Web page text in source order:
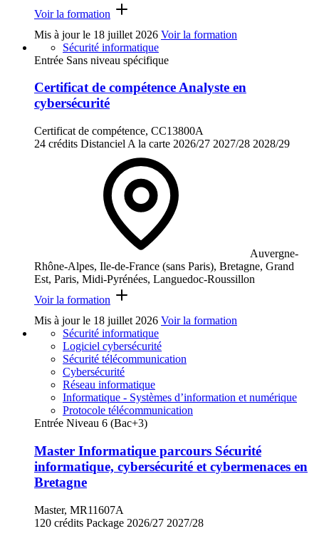
Voir la formation
Mis à jour le 18 juillet 2026 Voir la formation
Sécurité informatique
Entrée Sans niveau spécifique
Certificat de compétence Analyste en
cybersécurité
Certificat de compétence, CC13800A
24 crédits Distanciel A la carte 2026/27 2027/28 2028/29
Auvergne-
Rhône-Alpes, Ile-de-France (sans Paris), Bretagne, Grand
Est, Paris, Midi-Pyrénées, Languedoc-Roussillon
Voir la formation
Mis à jour le 18 juillet 2026 Voir la formation
Sécurité informatique
Logiciel cybersécurité
Sécurité télécommunication
Cybersécurité
Réseau informatique
Informatique - Systèmes d’information et numérique
Protocole télécommunication
Entrée Niveau 6 (Bac+3)
Master Informatique parcours Sécurité
informatique, cybersécurité et cybermenaces en
Bretagne
Master, MR11607A
120 crédits Package 2026/27 2027/28